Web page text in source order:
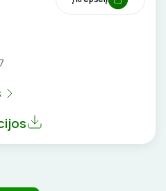
ĮŽEMINIMAS
VYNIOJIMUI
GRĄŽTAI